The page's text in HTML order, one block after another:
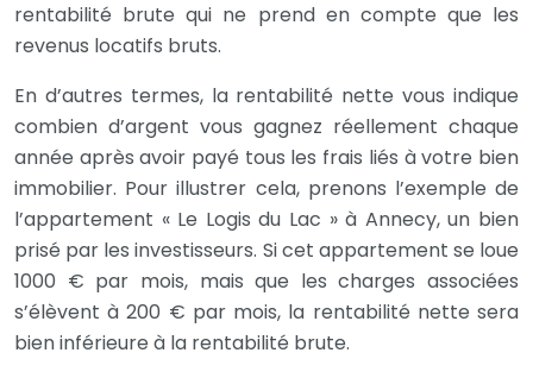
rentabilité brute qui ne prend en compte que les
revenus locatifs bruts.
En d’autres termes, la rentabilité nette vous indique
combien d’argent vous gagnez réellement chaque
année après avoir payé tous les frais liés à votre bien
immobilier. Pour illustrer cela, prenons l’exemple de
l’appartement « Le Logis du Lac » à Annecy, un bien
prisé par les investisseurs. Si cet appartement se loue
1000 € par mois, mais que les charges associées
s’élèvent à 200 € par mois, la rentabilité nette sera
bien inférieure à la rentabilité brute.